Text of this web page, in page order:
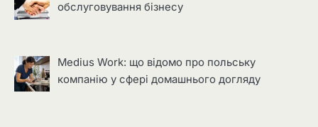
обслуговування бізнесу
Medius Work: що відомо про польську
компанію у сфері домашнього догляду